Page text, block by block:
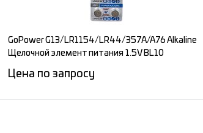
GoPower G13/LR1154/LR44/357A/A76 Alkaline
Щелочной элемент питания 1.5V BL10
Цена по запросу